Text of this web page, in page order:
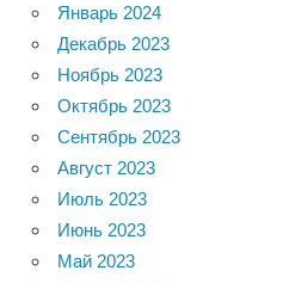
Январь 2024
Декабрь 2023
Ноябрь 2023
Октябрь 2023
Сентябрь 2023
Август 2023
Июль 2023
Июнь 2023
Май 2023